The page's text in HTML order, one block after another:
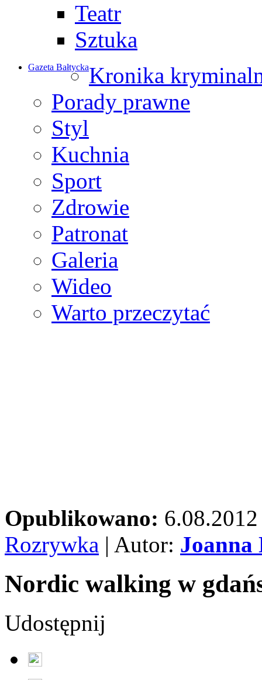
Teatr
Sztuka
Gazeta BałtyckaKronika
Porady prawne
Styl
Kuchnia
Sport
Zdrowie
Patronat
Galeria
Wideo
Warto przeczytać
Opublikowano: 6.08.2012
Rozrywka | Autor: Joanna
Nordic walking w
Udostępnij